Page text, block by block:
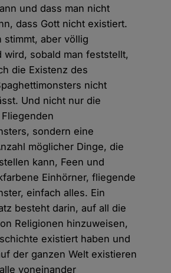
und dass man nicht
dass Gott nicht existiert.
stimmt, aber völlig
wird, sobald man feststellt,
die Existenz des
nicht
Und nicht nur die
sondern eine
möglicher Dinge, die
kann, Feen und
Einhörner, fliegende
einfach alles. Ein
besteht darin, auf all die
Religionen hinzuweisen,
existiert haben und
der ganzen Welt existieren
voneinander